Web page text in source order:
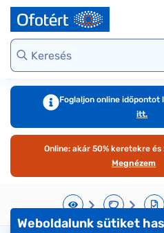
Webshop kínálat
Virtuális
szemüvegpróba
Szemüveg-
kiegészítők
Online vásárlás
útmutató
Női
Polarizált
napszemüvegek
Virtuális
napszemüvegpróba
Kategória
Férfi
Gondoskodjunk
szemünkről
Kerettípusok
Foglaljon online időpontot
itt.
Online: akár 50% keretekre és
Megnézem
Weboldalunk sütiket